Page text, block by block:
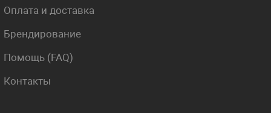
Оплата и доставка
Брендирование
Помощь (FAQ)
Контакты